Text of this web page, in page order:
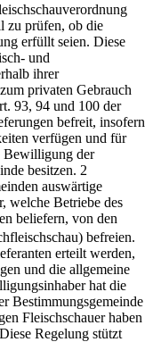
zu prüfen, ob die
erfüllt seien. Diese
und
ihrer
privaten Gebrauch
93, 94 und 100 der
befreit, insofern
verfügen und für
Bewilligung der
besitzen. 2
auswärtige
welche Betriebe des
beliefern, von den
befreien.
erteilt werden,
und die allgemeine
hat die
Bestimmungsgemeinde
Fleischschauer haben
Regelung stützt